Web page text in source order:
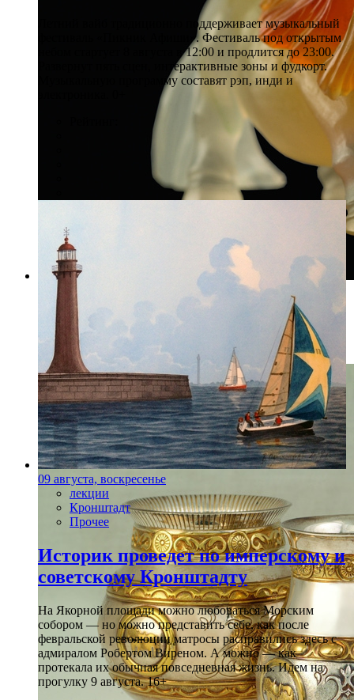
Фото: Пресс-служба ГМИ СПб
Миниатюра «Лошадка» (Халцедон), С. Колодезников.
Халцедон. 2002 г.
Летний вайб традиционно поддерживает музыкальный
фестиваль «Пикник Афиши». Фестиваль под открытым
небом стартует 8 августа в 12:00 и продлится до 23:00.
Развернут пять сцен, интерактивные зоны и фудкорт.
Музыкальную программу составят рэп, инди и
09 августа, воскресенье
лекции
Кронштадт
Прочее
Историк проведет по имперскому и
советскому Кронштадту
На Якорной площади можно любоваться Морским
собором — но можно представить себе, как после
февральской революции матросы расправились здесь с
адмиралом Робертом Виреном. А можно — как
протекала их обычная повседневная жизнь. Идем на
прогулку 9 августа. 16+